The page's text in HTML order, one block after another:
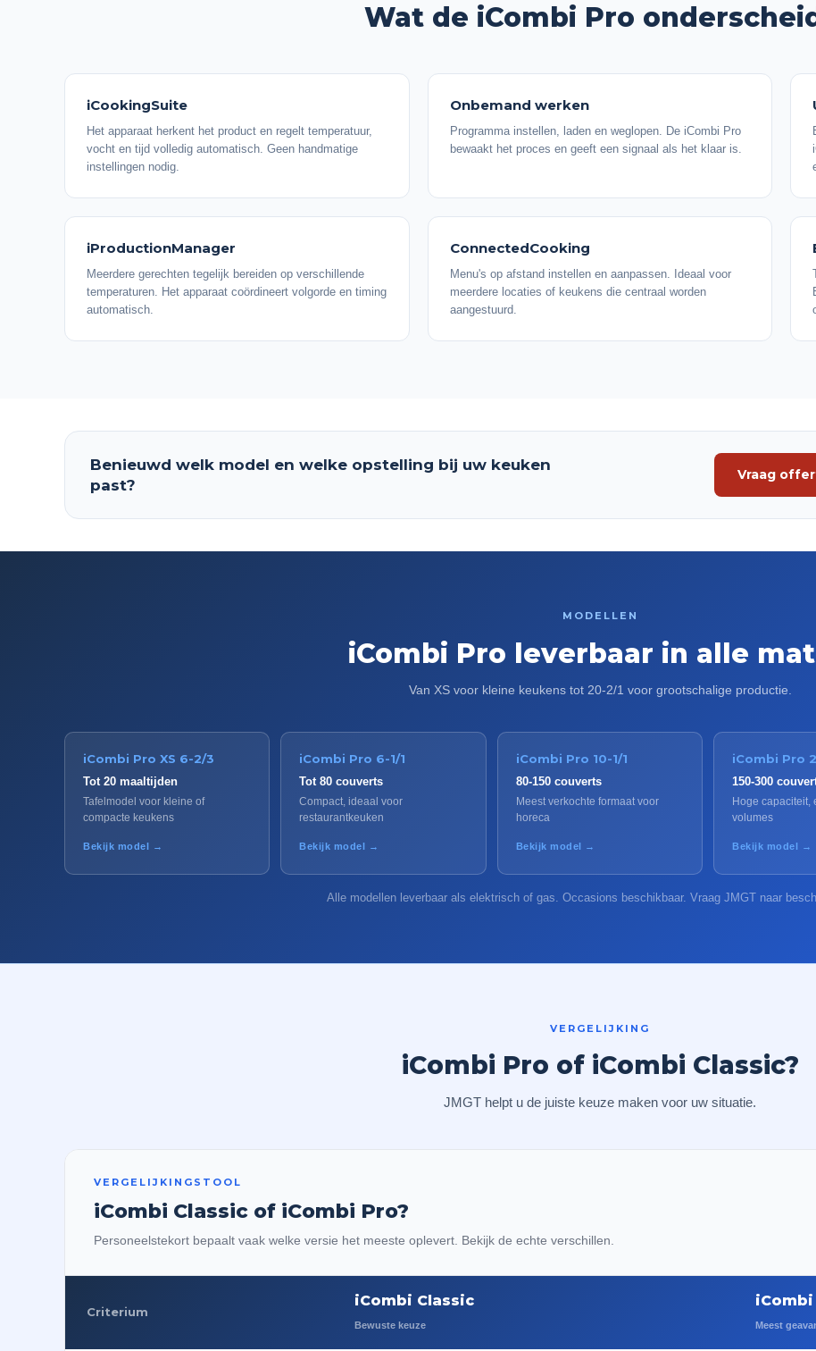
Wat de iCombi Pro
iCookingSuite
Het apparaat herkent het product en regelt temperatuur,
vocht en tijd volledig automatisch. Geen handmatige
instellingen nodig.
Onbemand werken
Programma instellen, laden en weglopen. De iCombi Pro
bewaakt het proces en geeft een signaal als het klaar is.
iProductionManager
Meerdere gerechten tegelijk bereiden op verschillende
temperaturen. Het apparaat coördineert volgorde en timing
automatisch.
ConnectedCooking
Menu's op afstand instellen en aanpassen. Ideaal voor
meerdere locaties of keukens die centraal worden
aangestuurd.
Benieuwd welk model en welke opstelling bij uw keuken
past?
Vraag
MODELLEN
iCombi Pro leverbaar in alle
Van XS voor kleine keukens tot 20-2/1 voor grootschalige productie.
iCombi Pro XS 6-2/3
Tot 20 maaltijden
Tafelmodel voor kleine of
compacte keukens
Bekijk model →
iCombi Pro 6-1/1
Tot 80 couverts
Compact, ideaal voor
restaurantkeuken
Bekijk model →
iCombi Pro 10-1/1
80-150 couverts
Meest verkochte formaat voor
horeca
Bekijk model →
iCombi Pro
150-300
Hoge capaciteit,
volumes
Bekijk model →
Alle modellen leverbaar als elektrisch of gas. Occasions beschikbaar. Vraag JMGT naar
VERGELIJKING
iCombi Pro of iCombi Classic?
JMGT helpt u de juiste keuze maken voor uw situatie.
VERGELIJKINGSTOOL
iCombi Classic of iCombi Pro?
Personeelstekort bepaalt vaak welke versie het meeste oplevert. Bekijk de echte verschillen.
Criterium
iCombi Classic
Bewuste keuze
iCombi
Meest